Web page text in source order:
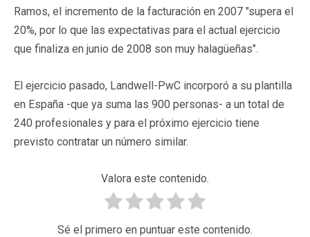
Ramos, el incremento de la facturación en 2007 "supera el
20%, por lo que las expectativas para el actual ejercicio
que finaliza en junio de 2008 son muy halagüeñas".
El ejercicio pasado, Landwell-PwC incorporó a su plantilla
en España -que ya suma las 900 personas- a un total de
240 profesionales y para el próximo ejercicio tiene
previsto contratar un número similar.
Valora este contenido.
Sé el primero en puntuar este contenido.